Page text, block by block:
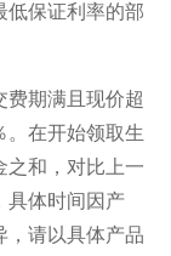
低保证利率的部
费期满且现价超
。在开始领取生
之和，对比上一
具体时间因产
，请以具体产品